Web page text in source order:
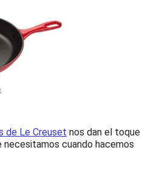
de Le Creuset nos dan el toque
cuando hacemos